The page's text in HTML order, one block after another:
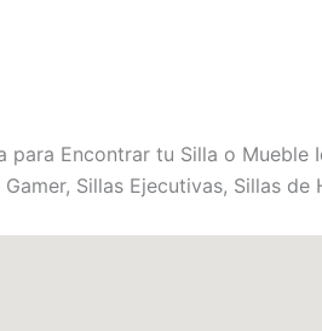
para Encontrar tu Silla o Mueble
Sillas Ejecutivas, Sillas de